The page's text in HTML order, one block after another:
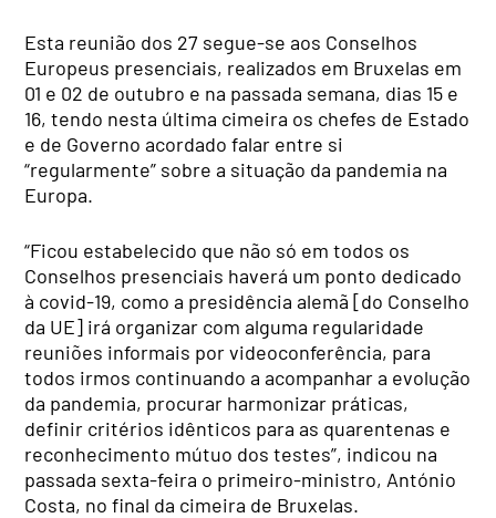
Esta reunião dos 27 segue-se aos Conselhos
Europeus presenciais, realizados em Bruxelas em
01 e 02 de outubro e na passada semana, dias 15 e
16, tendo nesta última cimeira os chefes de Estado
e de Governo acordado falar entre si
“regularmente” sobre a situação da pandemia na
Europa.
“Ficou estabelecido que não só em todos os
Conselhos presenciais haverá um ponto dedicado
à covid-19, como a presidência alemã [do Conselho
da UE] irá organizar com alguma regularidade
reuniões informais por videoconferência, para
todos irmos continuando a acompanhar a evolução
da pandemia, procurar harmonizar práticas,
definir critérios idênticos para as quarentenas e
reconhecimento mútuo dos testes”, indicou na
passada sexta-feira o primeiro-ministro, António
Costa, no final da cimeira de Bruxelas.